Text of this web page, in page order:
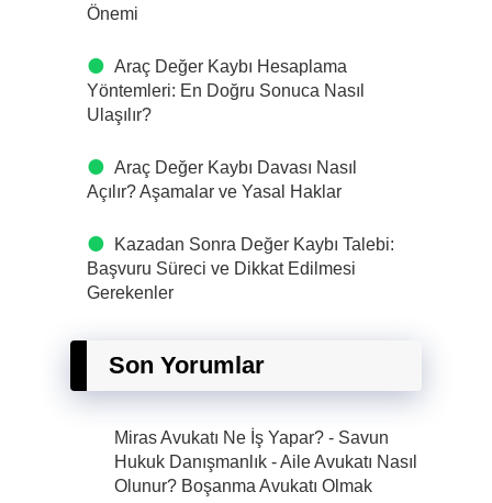
Önemi
Araç Değer Kaybı Hesaplama
Yöntemleri: En Doğru Sonuca Nasıl
Ulaşılır?
Araç Değer Kaybı Davası Nasıl
Açılır? Aşamalar ve Yasal Haklar
Kazadan Sonra Değer Kaybı Talebi:
Başvuru Süreci ve Dikkat Edilmesi
Gerekenler
Son Yorumlar
Miras Avukatı Ne İş Yapar? - Savun
Hukuk Danışmanlık -Aile Avukatı Nasıl
Olunur? Boşanma Avukatı Olmak